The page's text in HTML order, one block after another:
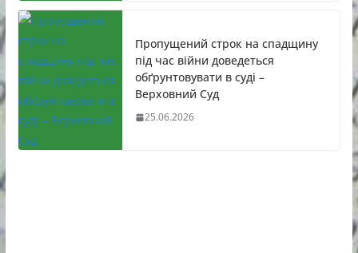
Пропущений строк на спадщину
під час війни доведеться
обґрунтовувати в суді –
Верховний Суд
25.06.2026